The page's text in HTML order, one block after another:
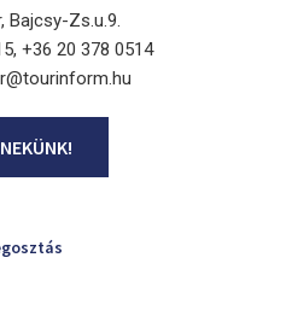
Bajcsy-Zs.u.9.
+36 20 378 0514